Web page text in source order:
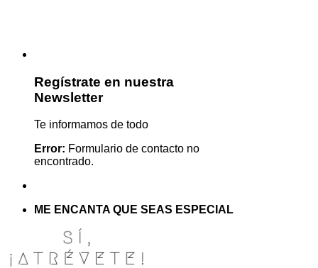
Regístrate en nuestra
Newsletter
Te informamos de todo
Error: Formulario de contacto no
encontrado.
ME ENCANTA QUE SEAS ESPECIAL